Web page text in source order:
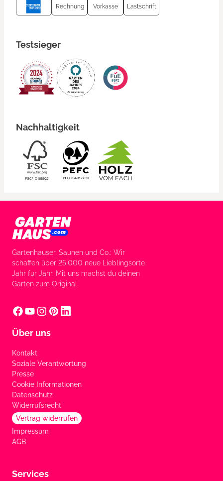
Rechnung Vorkasse Lastschrift
Testsieger
Nachhaltigkeit
Gartenhäuser, Saunen und Co.: Wir
schaffen über 25.000 neue Lieblingsorte
Jahr für Jahr. Mit uns machst du deinen
Garten zum Original.
Über uns
Kontakt
Soziale Verantwortung
Presse
Cookie Informationen
Datenschutz
Widerrufsrecht
Vertrag widerrufen
Impressum
AGB
Services